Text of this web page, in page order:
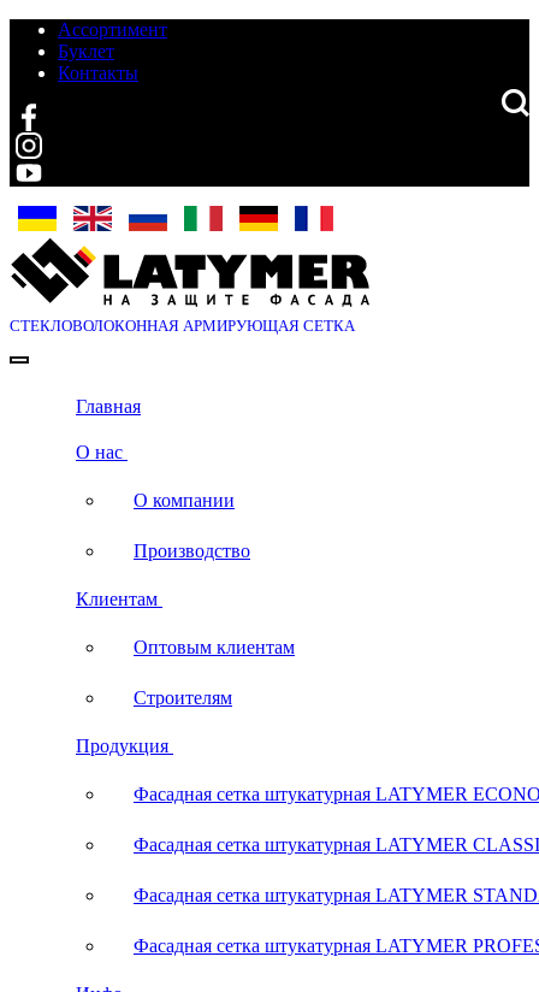
Ассортимент
Буклет
Контакты
Search
СТЕКЛОВОЛОКОННАЯ АРМИРУЮЩАЯ СЕТКА
Главная
О нас
О компании
Производство
Клиентам
Оптовым клиентам
Строителям
Продукция
Фасадная сетка штукатурная LATYMER
Фасадная сетка штукатурная LATYMER
Фасадная сетка штукатурная LATYMER
Фасадная сетка штукатурная LATYMER